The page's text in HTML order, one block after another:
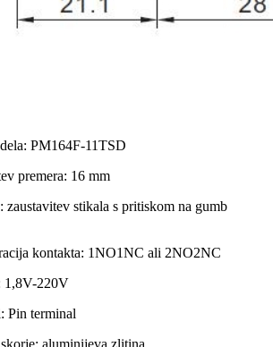
PM164F-11TSD
premera: 16 mm
zaustavitev stikala s pritiskom na gumb
kontakta: 1NO1NC ali 2NO2NC
1,8V-220V
Pin terminal